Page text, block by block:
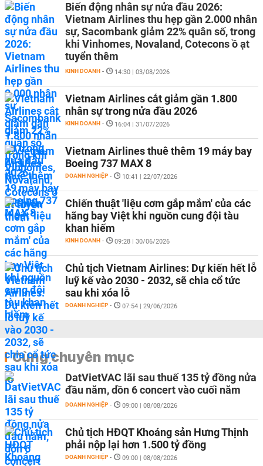
Biến động nhân sự nửa đầu 2026:
Vietnam Airlines thu hẹp gần 2.000 nhân
sự, Sacombank giảm 22% quân số, trong
khi Vinhomes, Novaland, Cotecons ồ ạt
tuyển thêm
KINH DOANH - 14:30 | 03/08/2026
Vietnam Airlines cắt giảm gần 1.800
nhân sự trong nửa đầu 2026
KINH DOANH - 16:04 | 31/07/2026
Vietnam Airlines thuê thêm 19 máy bay
Boeing 737 MAX 8
DOANH NGHIỆP - 10:41 | 22/07/2026
Chiến thuật 'liệu cơm gắp mắm' của các
hãng bay Việt khi nguồn cung đội tàu
khan hiếm
KINH DOANH - 09:28 | 30/06/2026
Chủ tịch Vietnam Airlines: Dự kiến hết lỗ
luỹ kế vào 2030 - 2032, sẽ chia cổ tức
sau khi xóa lỗ
DOANH NGHIỆP - 07:54 | 29/06/2026
Cùng chuyên mục
DatVietVAC lãi sau thuế 135 tỷ đồng nửa
đầu năm, dồn 6 concert vào cuối năm
DOANH NGHIỆP - 09:00 | 08/08/2026
Chủ tịch HĐQT Khoáng sản Hưng Thịnh
phải nộp lại hơn 1.500 tỷ đồng
DOANH NGHIỆP - 09:00 | 08/08/2026